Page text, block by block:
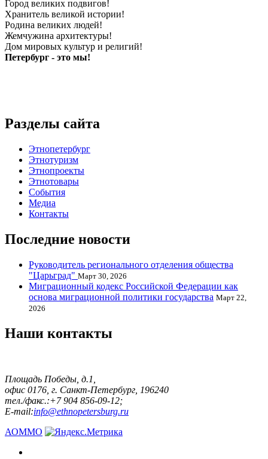
Город великих подвигов!
Хранитель великой истории!
Родина великих людей!
Жемчужина архитектуры!
Дом мировых культур и религий!
Петербург - это мы!
Разделы сайта
Этнопетербург
Этнотуризм
Этнопроекты
Этнотовары
События
Медиа
Контакты
Последние новости
Руководитель регионального отделения общества
"Царьград" Март 30, 2026
Миграционный кодекс Российской Федерации как
основа миграционной политики государства Март 22,
2026
Наши контакты
Площадь Победы, д.1,
офис 0176, г. Санкт-Петербург, 196240
тел./факс.:+7 904 856-09-12;
E-mail:info@ethnopetersburg.ru
АОММО